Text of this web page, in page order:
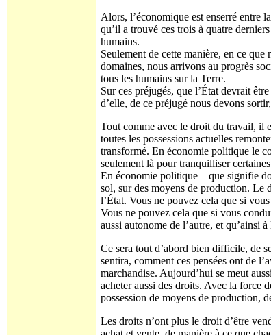
Alors, l’économique est enserré entre
qu’il a trouvé ces trois à quatre
humains.
Seulement de cette manière, en ce
domaines, nous arrivons au progrès
tous les humains sur la Terre.
Sur ces préjugés, que l’État devrait
d’elle, de ce préjugé nous devons
Tout comme avec le droit du travail, il
toutes les possessions actuelles
transformé. En économie politique le
seulement là pour tranquilliser
En économie politique – que signifie
sol, sur des moyens de production. Le
l’État. Vous ne pouvez cela que si
Vous ne pouvez cela que si vous
aussi autonome de l’autre, et qu’ainsi
Ce sera tout d’abord bien difficile, de
sentira, comment ces pensées ont de
marchandise. Aujourd’hui se meut
acheter aussi des droits. Avec la force
possession de moyens de production,
Les droits n’ont plus le droit d’être